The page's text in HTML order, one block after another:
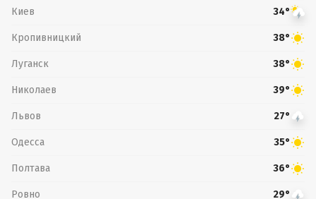
Киев 34°
Кропивницкий 38°
Луганск 38°
Николаев 39°
Львов 27°
Одесса 35°
Полтава 36°
Ровно 29°